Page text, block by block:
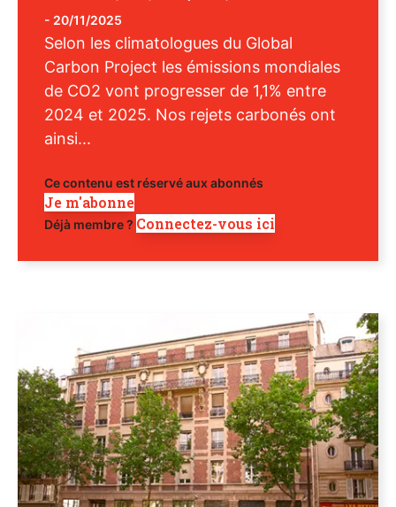
- 20/11/2025
Selon les climatologues du Global
Carbon Project les émissions mondiales
de CO2 vont progresser de 1,1% entre
2024 et 2025. Nos rejets carbonés ont
ainsi...
Ce contenu est réservé aux abonnés
Je m'abonne
Déjà membre ? Connectez-vous ici